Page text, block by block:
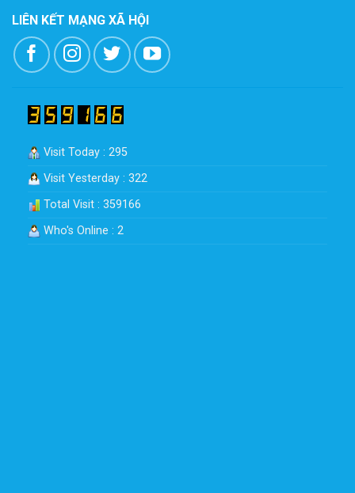
LIÊN KẾT MẠNG XÃ HỘI
Visit Today : 295
Visit Yesterday : 322
Total Visit : 359166
Who's Online : 2